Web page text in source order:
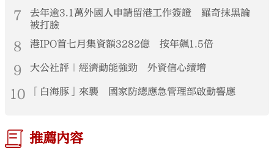
7
去年逾3.1萬外國人申請留港工作簽證 羅奇抹黑論
被打臉
8 港IPO首七月集資額3282億 按年飆1.5倍
9 大公社評｜經濟動能強勁 外資信心續增
10 「白海豚」來襲 國家防總應急管理部啟動響應
推薦內容